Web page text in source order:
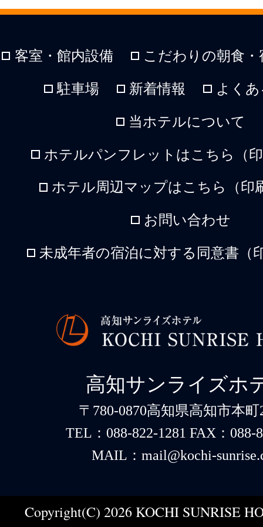
客室・館内設備 こだわりの朝食
駐車場 新着情報 よく
当ホテルについて
ホテルパンフレットはこちら（
ホテル周辺マップはこちら（印
お問い合わせ
未成年者の宿泊に対する同意書（
高知サンライズホ
〒780-0870高知県高知市本町
TEL：088-822-1281 FAX：088-
MAIL：mail@kochi-
Copyright(C) 2026 KOCHI SUNRISE